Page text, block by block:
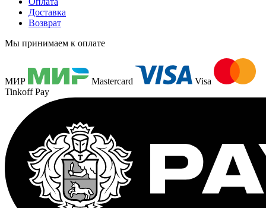
Доставка
Возврат
Мы принимаем к оплате
МИР Mastercard
Visa
Tinkoff Pay